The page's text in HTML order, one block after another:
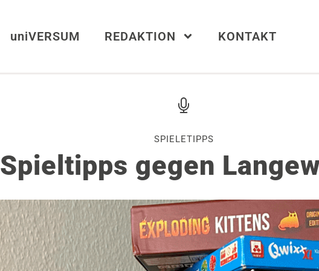
uniVERSUM REDAKTION KONTAKT
SPIELETIPPS
Spieltipps gegen